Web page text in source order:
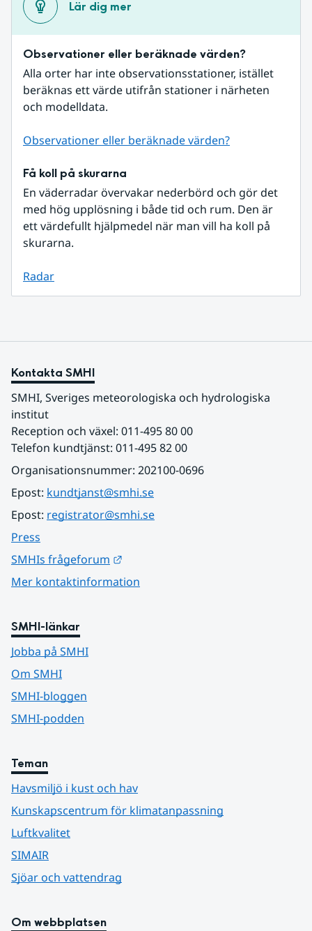
Lär dig mer
Observationer eller beräknade värden?
Alla orter har inte observationsstationer, istället
beräknas ett värde utifrån stationer i närheten
och modelldata.
Observationer eller beräknade värden?
Få koll på skurarna
En väderradar övervakar nederbörd och gör det
med hög upplösning i både tid och rum. Den är
ett värdefullt hjälpmedel när man vill ha koll på
skurarna.
Radar
Kontakta SMHI
SMHI, Sveriges meteorologiska och hydrologiska
institut
Reception och växel: 011-495 80 00
Telefon kundtjänst: 011-495 82 00
Organisationsnummer: 202100-0696
Epost: kundtjanst@smhi.se
Epost: registrator@smhi.se
Press
SMHIs frågeforum
Mer kontaktinformation
SMHI-länkar
Jobba på SMHI
Om SMHI
SMHI-bloggen
SMHI-podden
Teman
Havsmiljö i kust och hav
Kunskapscentrum för klimatanpassning
Luftkvalitet
SIMAIR
Sjöar och vattendrag
Om webbplatsen